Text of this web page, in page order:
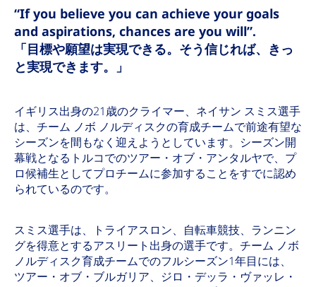
“If you believe you can achieve your goals
and aspirations, chances are you will”.
「目標や願望は実現できる。そう信じれば、きっ
と実現できます。」
イギリス出身の21歳のクライマー、ネイサン スミス選手
は、チーム ノボ ノルディスクの育成チームで前途有望な
シーズンを間もなく迎えようとしています。シーズン開
幕戦となるトルコでのツアー・オブ・アンタルヤで、プ
ロ候補生としてプロチームに参加することをすでに認め
られているのです。
スミス選手は、トライアスロン、自転車競技、ランニン
グを得意とするアスリート出身の選手です。チーム ノボ
ノルディスク育成チームでのフルシーズン1年目には、
ツアー・オブ・ブルガリア、ジロ・デッラ・ヴァッレ・